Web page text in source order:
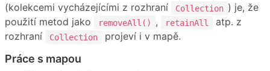
(kolekcemi vycházejícími z rozhraní
Collection ) je, že
použití metod jako
removeAll() , retainAll
atp. z
rozhraní
Collection projeví i v mapě.
Práce s mapou